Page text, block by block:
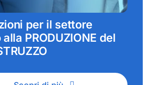
per il settore
PRODUZIONE del